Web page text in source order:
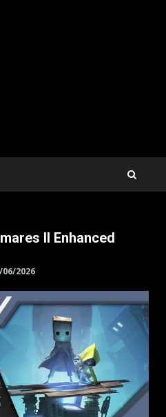
II Enhanced
06/2026